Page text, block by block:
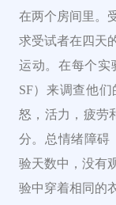
在两个房间里。
求受试者在四天
运动。在每个实
SF）来调查他
怒，活力，疲劳
分。总情绪障碍
验天数中，没有
验中穿着相同的